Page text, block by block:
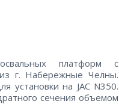
платформ с
г. Набережные Челны.
установки на JAC N350.
сечения объемом